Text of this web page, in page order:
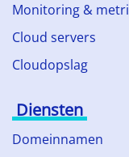
Monitoring &
Cloud servers
Cloudopslag
Diensten
Domeinnamen